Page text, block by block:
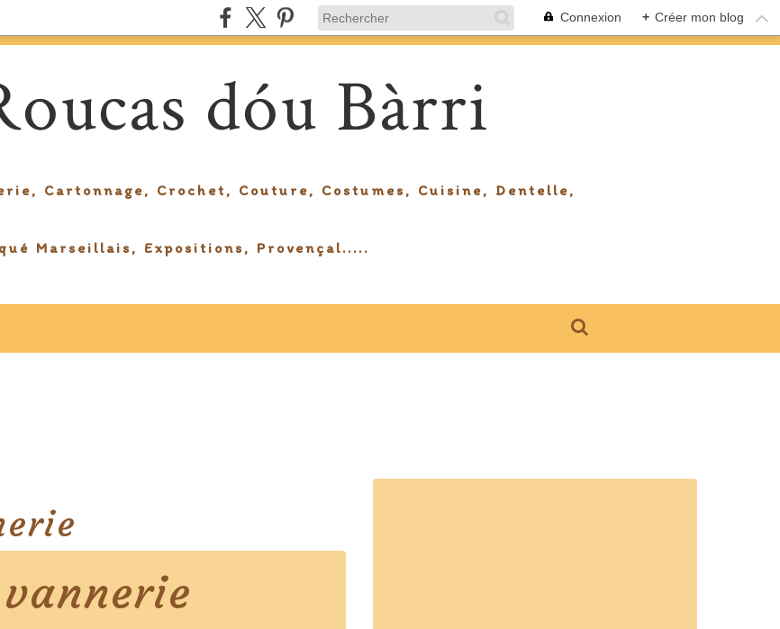
Connexion + Créer mon blog
dóu Bàrri
Cartonnage, Crochet, Couture, Costumes, Cuisine, Dentelle,
Marseillais, Expositions, Provençal.....